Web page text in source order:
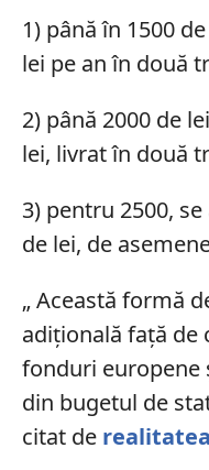
1) până în 1500
lei pe an în două
2) până 2000 de
lei, livrat în două
3) pentru 2500,
de lei, de
„ Această formă
adițională față de
fonduri europene
din bugetul de
citat de